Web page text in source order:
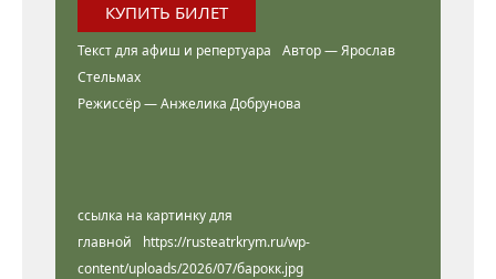
КУПИТЬ БИЛЕТ
Текст для афиш и репертуара
Автор — Ярослав
Стельмах
Режиссёр — Анжелика Добрунова
ссылка на картинку для
главной
https://rusteatrkrym.ru/wp-
content/uploads/2026/07/барокк.jpg